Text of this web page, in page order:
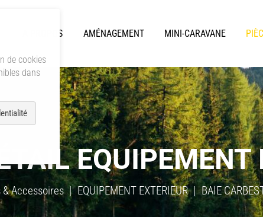
A PROPOS AMÉNAGEMENT MINI-CARAVANE
EQUIPEMENT
& Accessoires EQUIPEMENT EXTERIEUR BAIE
de cookies
dans